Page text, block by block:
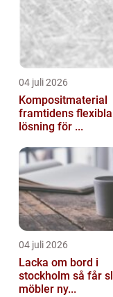
04 juli 2026
Kompositmaterial
framtidens flexibla
lösning för ...
04 juli 2026
Lacka om bord i
stockholm så får slitna
möbler ny...